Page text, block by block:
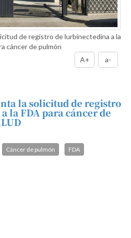
de registro de lurbinectedina a la
cáncer de pulmón
A+
a-
la solicitud de registro
la FDA para cáncer de
Cáncer de pulmón FDA